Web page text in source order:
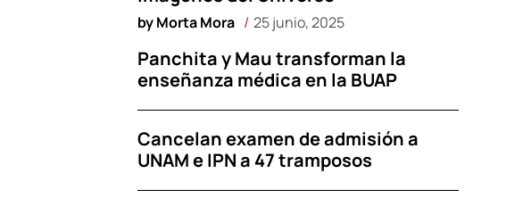
byMorta Mora 25 junio, 2025
Panchita y Mau transforman la
enseñanza médica en la BUAP
Cancelan examen de admisión a
UNAM e IPN a 47 tramposos